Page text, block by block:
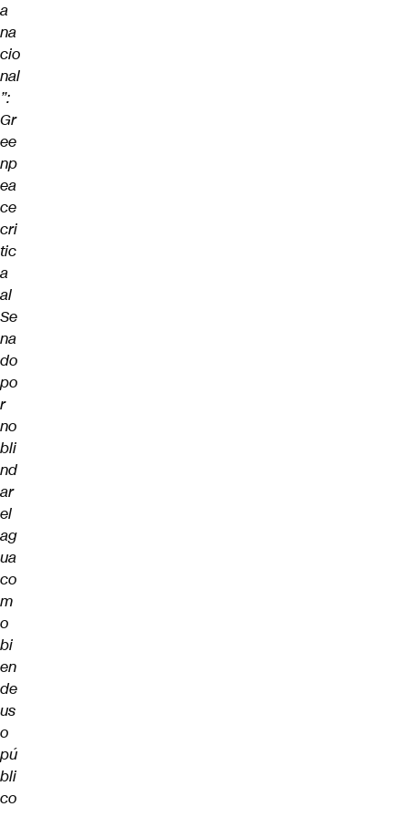
a
na
cio
nal
”:
Gr
ee
np
ea
ce
cri
tic
a
al
Se
na
do
po
r
no
bli
nd
ar
el
ag
ua
co
m
o
bi
en
de
us
o
pú
bli
co